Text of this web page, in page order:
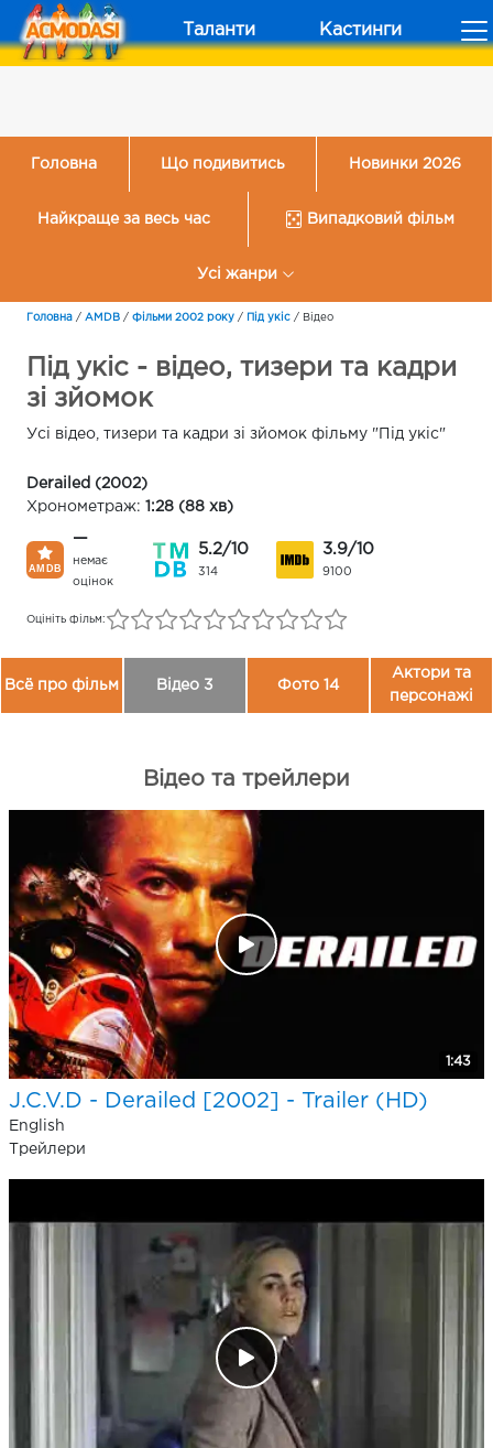
Таланти Кастинги
Головна Що подивитись Новинки 2026
Найкраще за весь час Випадковий фільм
Усі жанри
Головна / AMDB / Фільми 2002 року / Під укіс / Відео
Під укіс - відео, тизери та кадри
зі зйомок
Усі відео, тизери та кадри зі зйомок фільму "Під укіс"
Derailed (2002)
Хронометраж: 1:28 (88 хв)
—
немає
оцінок
5.2/10
314
3.9/10
9100
Оцініть фільм:
Всё про фільм Відео 3 Фото 14
Актори та
персонажі
Відео та трейлери
1:43
J.C.V.D - Derailed [2002] - Trailer (HD)
English
Трейлери